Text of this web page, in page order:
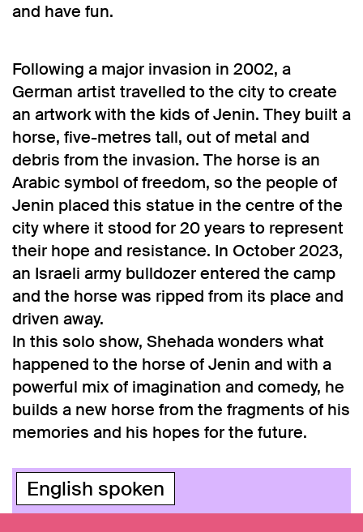
and have fun.
Following a major invasion in 2002, a
German artist travelled to the city to create
an artwork with the kids of Jenin. They built a
horse, five-metres tall, out of metal and
debris from the invasion. The horse is an
Arabic symbol of freedom, so the people of
Jenin placed this statue in the centre of the
city where it stood for 20 years to represent
their hope and resistance. In October 2023,
an Israeli army bulldozer entered the camp
and the horse was ripped from its place and
driven away.
In this solo show, Shehada wonders what
happened to the horse of Jenin and with a
powerful mix of imagination and comedy, he
builds a new horse from the fragments of his
memories and his hopes for the future.
English spoken